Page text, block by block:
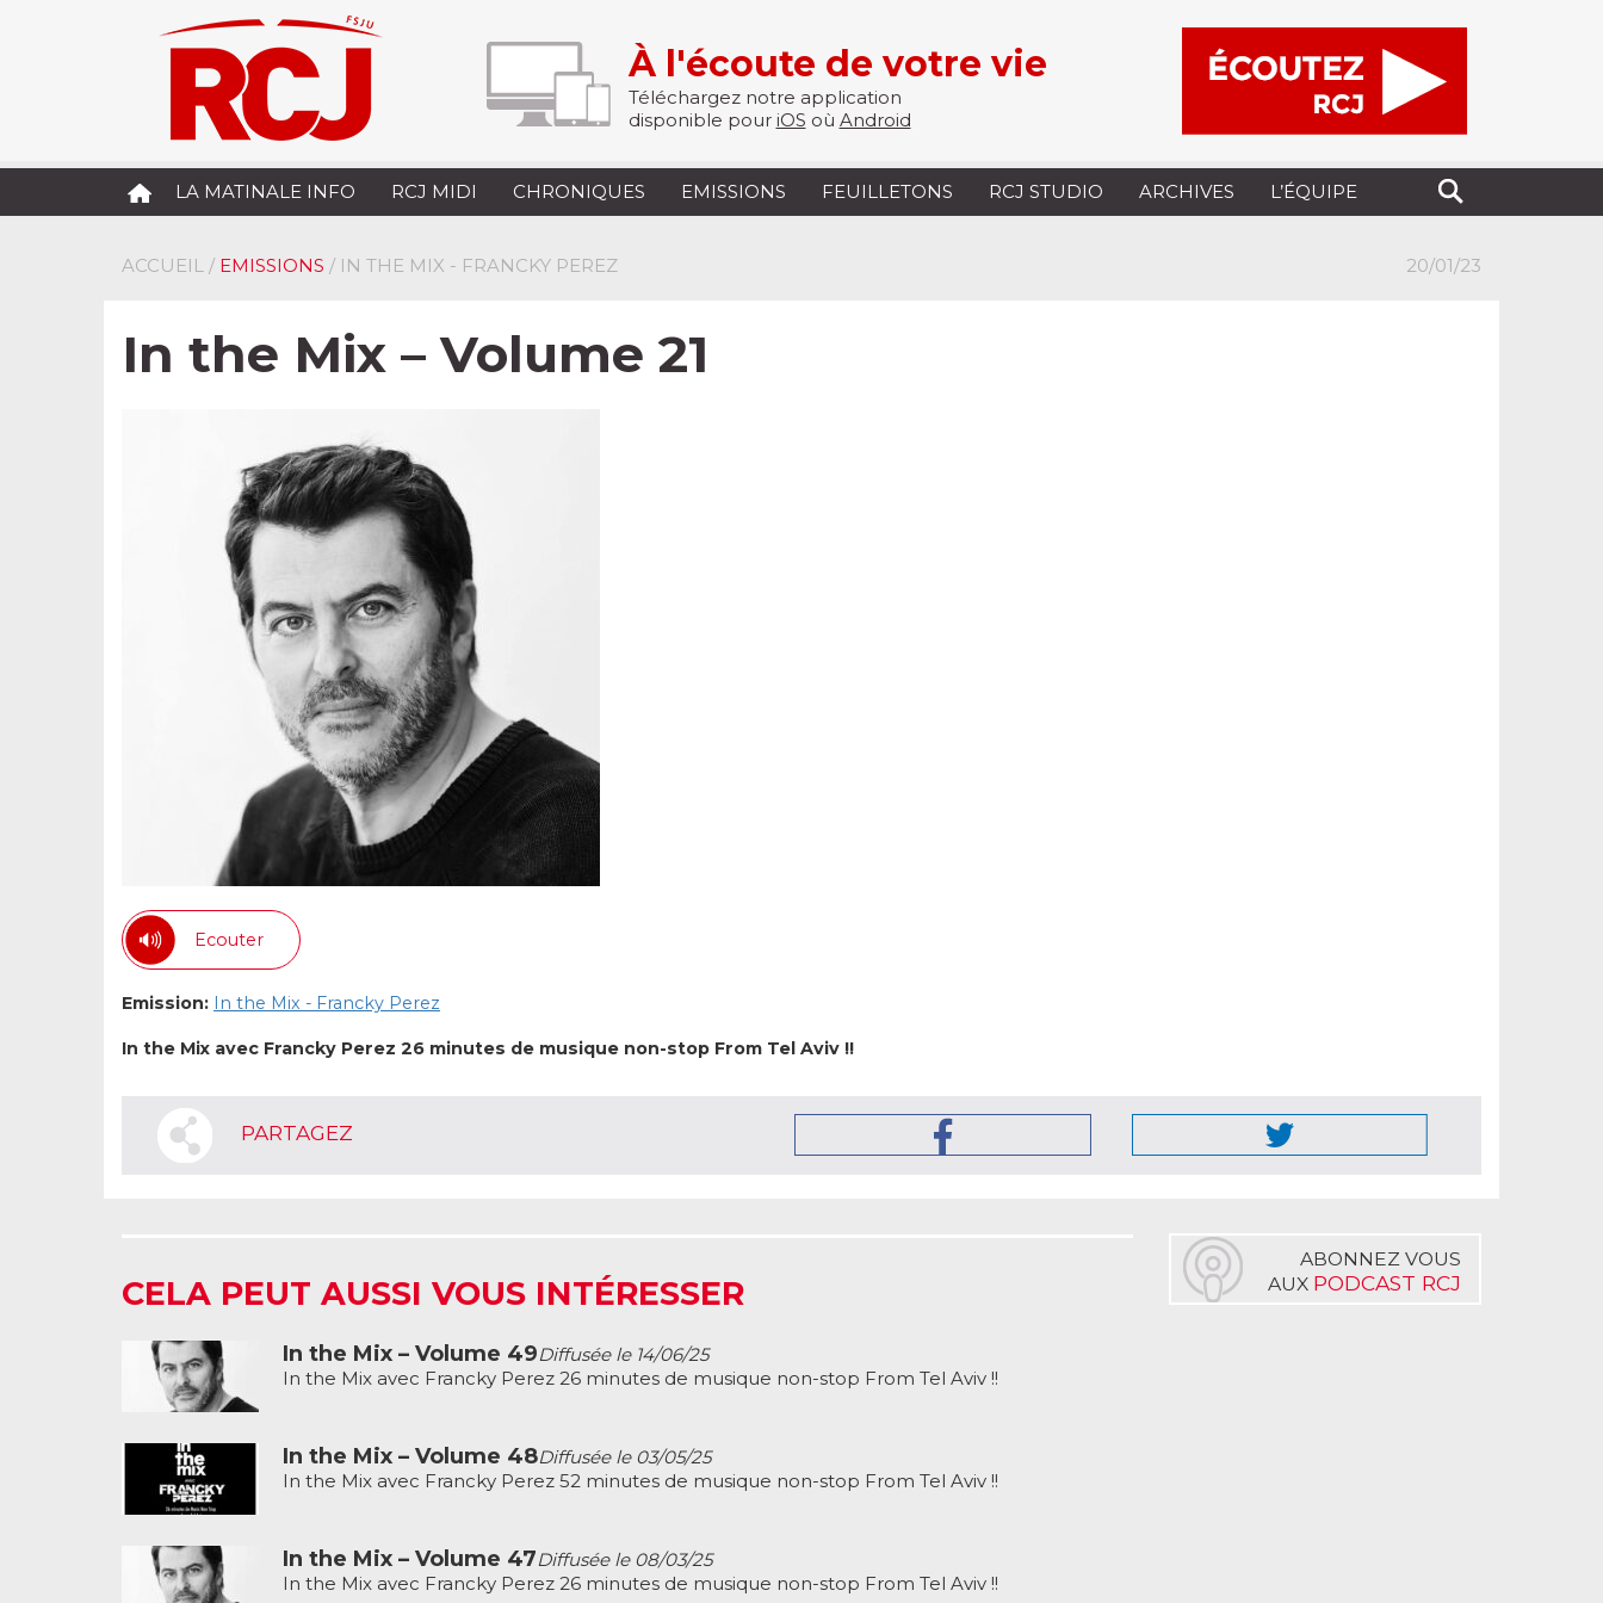
À l'écoute de votre vie
Téléchargez notre application
disponible pour iOS où Android
LA MATINALE INFO RCJ MIDI CHRONIQUES EMISSIONS FEUILLETONS RCJ STUDIO ARCHIVES L’ÉQUIPE
ACCUEIL / EMISSIONS / IN THE MIX - FRANCKY PEREZ 20/01/23
In the Mix – Volume 21
Ecouter
Emission: In the Mix - Francky Perez
In the Mix avec Francky Perez 26 minutes de musique non-stop From Tel Aviv !!
PARTAGEZ
CELA PEUT AUSSI VOUS INTÉRESSER
In the Mix – Volume 49Diffusée le 14/06/25
In the Mix avec Francky Perez 26 minutes de musique non-stop From Tel Aviv !!
In the Mix – Volume 48Diffusée le 03/05/25
In the Mix avec Francky Perez 52 minutes de musique non-stop From Tel Aviv !!
In the Mix – Volume 47Diffusée le 08/03/25
In the Mix avec Francky Perez 26 minutes de musique non-stop From Tel Aviv !!
ABONNEZ VOUS
AUX PODCAST RCJ